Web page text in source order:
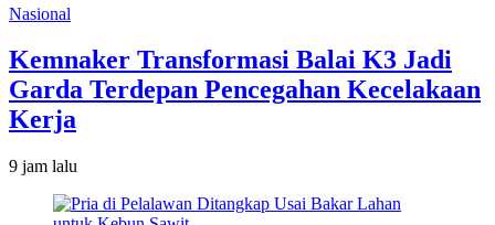
Nasional
Kemnaker Transformasi Balai K3 Jadi
Garda Terdepan Pencegahan Kecelakaan
Kerja
9 jam lalu